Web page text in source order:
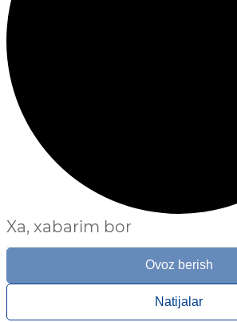
Xa, xabarim bor
Ovoz berish
Natijalar